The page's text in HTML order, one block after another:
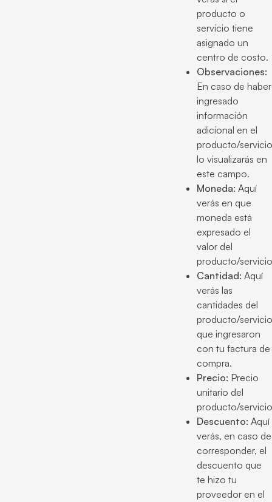
producto o
servicio tiene
asignado un
centro de costo.
Observaciones:
En caso de haber
ingresado
información
adicional en el
producto/servicio
lo visualizarás en
este campo.
Moneda: Aquí
verás en que
moneda está
expresado el
valor del
producto/
Cantidad: Aquí
verás las
cantidades del
producto/servicio
que ingresaron
con tu factura de
compra.
Precio: Precio
unitario del
producto/
Descuento: Aquí
verás, en caso de
corresponder, el
descuento que
te hizo tu
proveedor en el